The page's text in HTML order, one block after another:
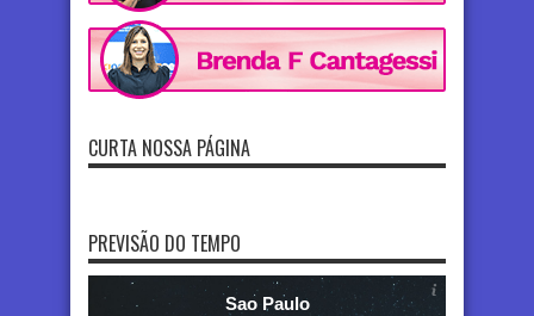
CURTA NOSSA PÁGINA
PREVISÃO DO TEMPO
Sao Paulo